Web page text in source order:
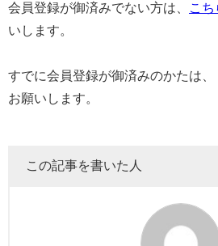
会員登録が御済みでない方は、
こ
いします。
すでに会員登録が御済みのかたは、
お願いします。
この記事を書いた人